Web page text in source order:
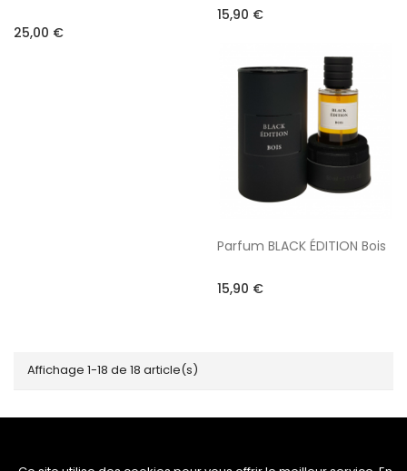
25,00 €
15,90 €
Parfum BLACK ÉDITION Bois
15,90 €
Affichage 1-18 de 18 article(s)